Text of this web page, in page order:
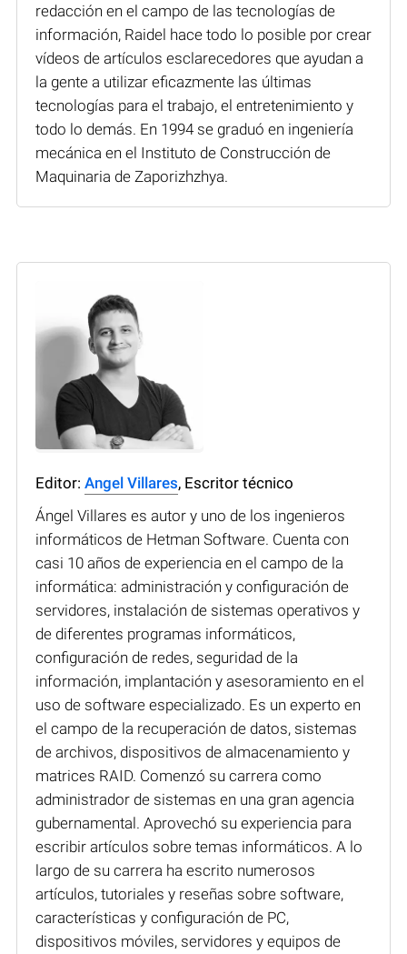
redacción en el campo de las tecnologías de
información, Raidel hace todo lo posible por crear
vídeos de artículos esclarecedores que ayudan a
la gente a utilizar eficazmente las últimas
tecnologías para el trabajo, el entretenimiento y
todo lo demás. En 1994 se graduó en ingeniería
mecánica en el Instituto de Construcción de
Maquinaria de Zaporizhzhya.
Editor: Angel Villares, Escritor técnico
Ángel Villares es autor y uno de los ingenieros
informáticos de Hetman Software. Cuenta con
casi 10 años de experiencia en el campo de la
informática: administración y configuración de
servidores, instalación de sistemas operativos y
de diferentes programas informáticos,
configuración de redes, seguridad de la
información, implantación y asesoramiento en el
uso de software especializado. Es un experto en
el campo de la recuperación de datos, sistemas
de archivos, dispositivos de almacenamiento y
matrices RAID. Comenzó su carrera como
administrador de sistemas en una gran agencia
gubernamental. Aprovechó su experiencia para
escribir artículos sobre temas informáticos. A lo
largo de su carrera ha escrito numerosos
artículos, tutoriales y reseñas sobre software,
características y configuración de PC,
dispositivos móviles, servidores y equipos de